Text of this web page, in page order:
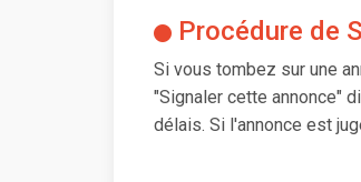
Procédure de
Si vous tombez sur une
"Signaler cette annonce"
délais. Si l'annonce est